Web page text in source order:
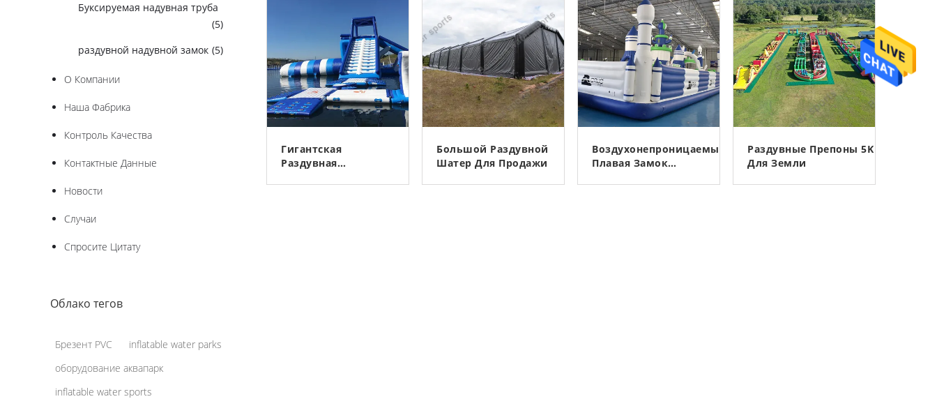
Буксируемая надувная труба
(5)
раздувной надувной замок (5)
О Компании
Наша Фабрика
Контроль Качества
Контактные Данные
Новости
Случаи
Спросите Цитату
Облако тегов
Брезент PVC
inflatable water parks
оборудование аквапарк
inflatable water sports
Гигантская
Раздувная
Большой Раздувной
Шатер Для Продажи
Воздухонепроницаемый
Плавая Замок
Раздувные Препоны 5K
Для Земли